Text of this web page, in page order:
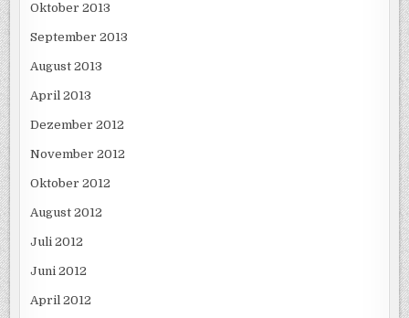
Oktober 2013
September 2013
August 2013
April 2013
Dezember 2012
November 2012
Oktober 2012
August 2012
Juli 2012
Juni 2012
April 2012